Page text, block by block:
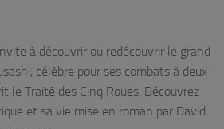
à découvrir ou redécouvrir le grand
célèbre pour ses combats à deux
le Traité des Cinq Roues. Découvrez
et sa vie mise en roman par David